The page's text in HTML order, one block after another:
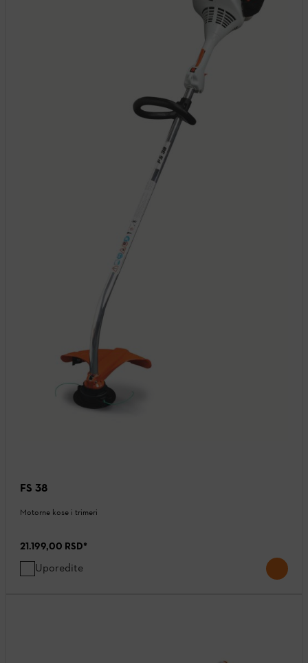
FS 38
Motorne kose i trimeri
21.199,00 RSD*
Uporedite